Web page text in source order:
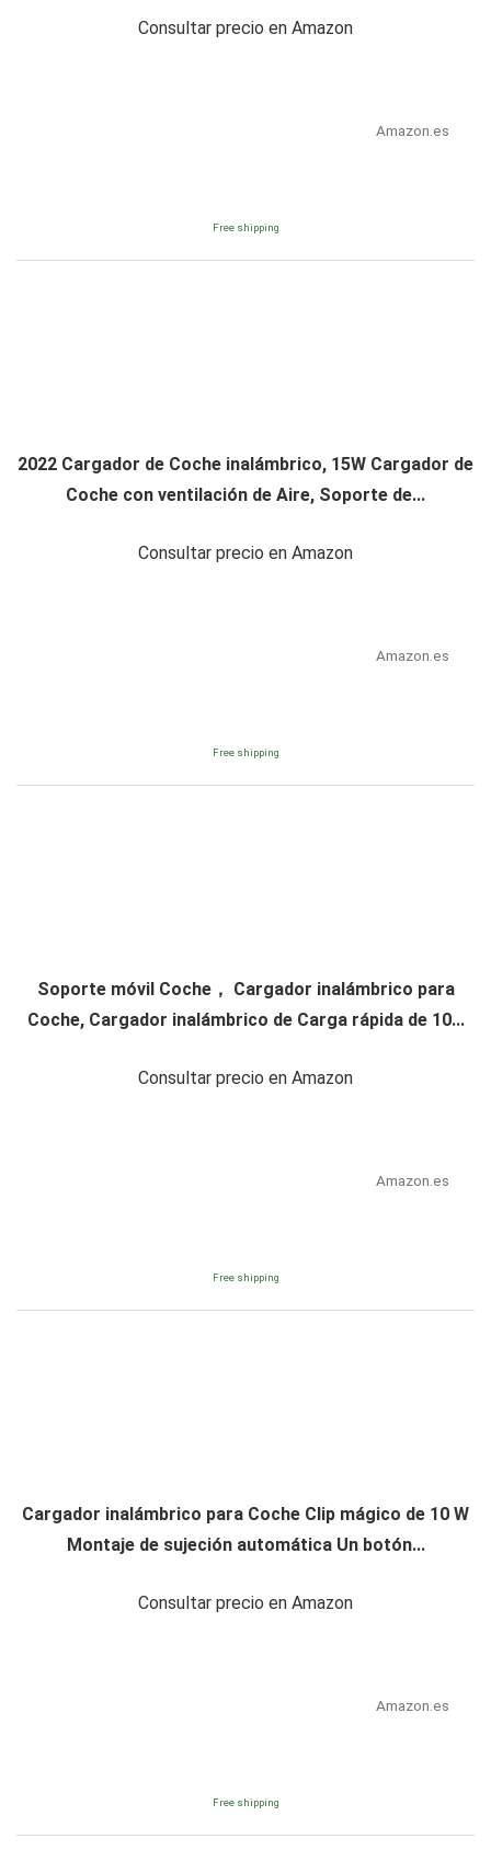
Consultar precio en Amazon
Amazon.es
Free shipping
2022 Cargador de Coche inalámbrico, 15W Cargador de
Coche con ventilación de Aire, Soporte de...
Consultar precio en Amazon
Amazon.es
Free shipping
Soporte móvil Coche， Cargador inalámbrico para
Coche, Cargador inalámbrico de Carga rápida de 10...
Consultar precio en Amazon
Amazon.es
Free shipping
Cargador inalámbrico para Coche Clip mágico de 10 W
Montaje de sujeción automática Un botón...
Consultar precio en Amazon
Amazon.es
Free shipping